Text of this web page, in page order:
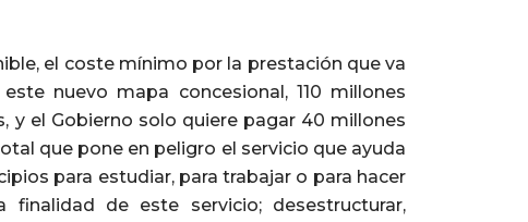
el coste mínimo por la prestación que va
nuevo mapa concesional, 110 millones
y el Gobierno solo quiere pagar 40 millones
que pone en peligro el servicio que ayuda
para estudiar, para trabajar o para hacer
de este servicio; desestructurar,